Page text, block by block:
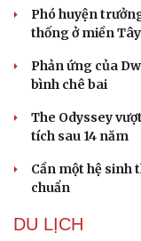
Sân khấu - Điện ảnh
Văn học
Di sản
Phó huyện
thống ở miền Tây
Phản ứng của
bình chê bai
The Odyssey
tích sau 14 năm
Cần một hệ sinh
chuẩn
DU LỊCH